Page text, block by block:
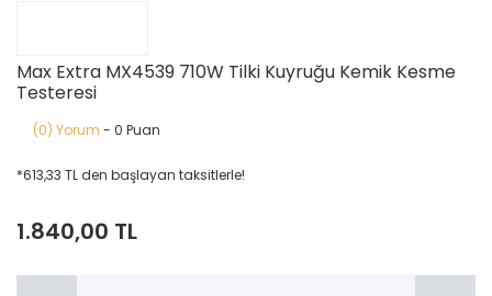
Max Extra MX4539 710W Tilki Kuyruğu Kemik Kesme
Testeresi
(0) Yorum - 0 Puan
*613,33 TL den başlayan taksitlerle!
1.840,00 TL